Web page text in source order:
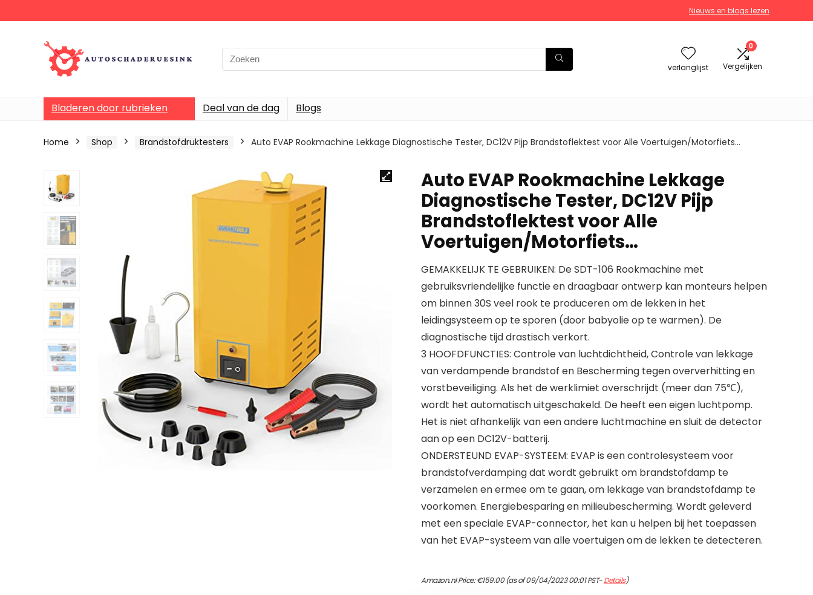
Nieuws en blogs lezen
verlanglijst
0
Vergelijken
Bladeren door rubrieken Deal van de dag Blogs
Home Shop Brandstofdruktesters Auto EVAP Rookmachine Lekkage Diagnostische Tester, DC12V Pijp Brandstoflektest voor Alle Voertuigen/Motorfiets…
Auto EVAP Rookmachine Lekkage
Diagnostische Tester, DC12V Pijp
Brandstoflektest voor Alle
Voertuigen/Motorfiets…
GEMAKKELIJK TE GEBRUIKEN: De SDT-106 Rookmachine met
gebruiksvriendelijke functie en draagbaar ontwerp kan monteurs helpen
om binnen 30S veel rook te produceren om de lekken in het
leidingsysteem op te sporen (door babyolie op te warmen). De
diagnostische tijd drastisch verkort.
3 HOOFDFUNCTIES: Controle van luchtdichtheid, Controle van lekkage
van verdampende brandstof en Bescherming tegen oververhitting en
vorstbeveiliging. Als het de werklimiet overschrijdt (meer dan 75℃),
wordt het automatisch uitgeschakeld. De heeft een eigen luchtpomp.
Het is niet afhankelijk van een andere luchtmachine en sluit de detector
aan op een DC12V-batterij.
ONDERSTEUND EVAP-SYSTEEM: EVAP is een controlesysteem voor
brandstofverdamping dat wordt gebruikt om brandstofdamp te
verzamelen en ermee om te gaan, om lekkage van brandstofdamp te
voorkomen. Energiebesparing en milieubescherming. Wordt geleverd
met een speciale EVAP-connector, het kan u helpen bij het toepassen
van het EVAP-systeem van alle voertuigen om de lekken te detecteren.
Amazon.nl Price:€159.00(as of 09/04/2023 00:01 PST-Details)